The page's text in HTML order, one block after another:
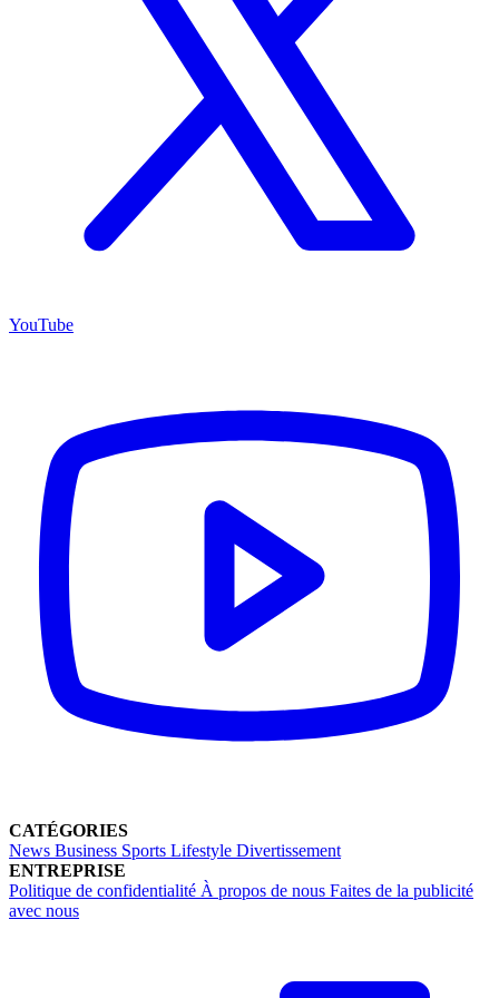
YouTube
CATÉGORIES
News Business Sports Lifestyle Divertissement
ENTREPRISE
Politique de confidentialité À propos de nous Faites de la publicité
avec nous